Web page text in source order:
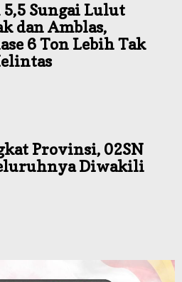
5,5 Sungai Lulut
dan Amblas,
6 Ton Lebih Tak
Provinsi, 02SN
Diwakili
Defisit 170